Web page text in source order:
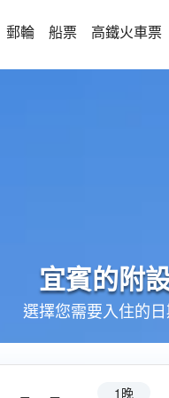
郵輪 船票 高鐵火車票
宜賓的附
選擇您需要入住的
1晚